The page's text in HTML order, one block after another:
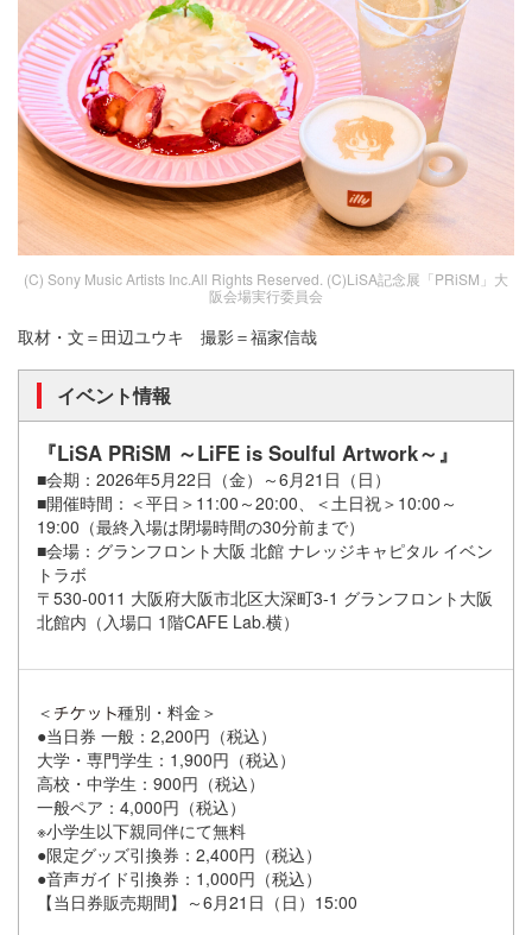
(C) Sony Music Artists Inc.All Rights Reserved. (C)LiSA記念展「PRiSM」大
阪会場実行委員会
取材・文＝田辺ユウキ 撮影＝福家信哉
イベント情報
『LiSA PRiSM ～LiFE is Soulful Artwork～』
■会期：2026年5月22日（金）～6月21日（日）
■開催時間：＜平日＞11:00～20:00、＜土日祝＞10:00～
19:00（最終入場は閉場時間の30分前まで）
■会場：グランフロント大阪 北館 ナレッジキャピタル イベン
トラボ
〒530-0011 大阪府大阪市北区大深町3-1 グランフロント大阪
北館内（入場口 1階CAFE Lab.横）
＜
種別・料金＞
●当日券 一般：2,200円（税込）
大学・専門学生：1,900円（税込）
高校・中学生：900円（税込）
一般ペア：4,000円（税込）
※小学生以下親同伴にて無料
●限定グッズ引換券：2,400円（税込）
●音声ガイド引換券：1,000円（税込）
【当日券販売期間】～6月21日（日）15:00